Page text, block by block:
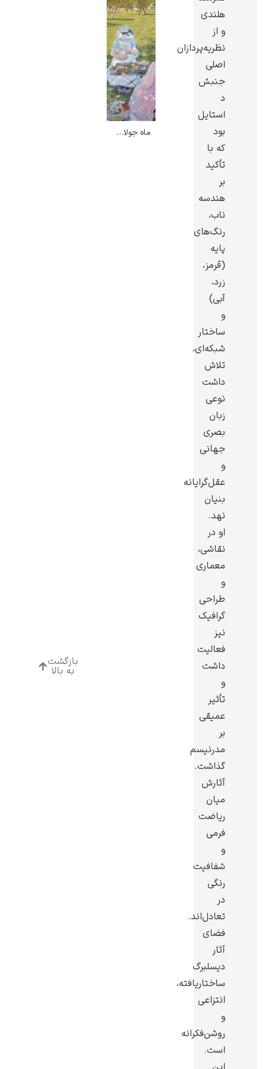
گوستاو کلیمت
هلندی
و از
نظریه‌پردازان
اصلی
جنبش
د
استایل
بود
که با
تأکید
بر
هندسه
ناب،
رنگ‌های
پایه
(قرمز،
زرد،
آبی)
و
ساختار
شبکه‌ای،
تلاش
داشت
نوعی
زبان
بصری
جهانی
و
عقل‌گرایانه
بنیان
نهد.
او در
نقاشی،
معماری
و
طراحی
گرافیک
نیز
فعالیت
داشت
و
تأثیر
عمیقی
بر
مدرنیسم
گذاشت.
آثارش
میان
ریاضت
فرمی
و
شفافیت
رنگی
در
تعادل‌اند.
فضای
آثار
دیسلبرگ
ساختاریافته،
انتزاعی
و
روشن‌فکرانه
است.
ماه جولای، قبل از ظهر – تئو وان دیسلبرگ
بازگشت
به بالا